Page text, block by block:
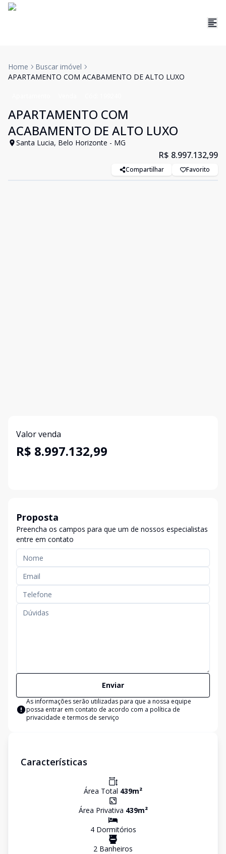
Home
Buscar imóvel
APARTAMENTO COM ACABAMENTO DE ALTO LUXO
APARTAMENTO COM
ACABAMENTO DE ALTO LUXO
Santa Lucia, Belo Horizonte - MG
R$ 8.997.132,99
Compartilhar Favorito
Valor venda
R$ 8.997.132,99
Proposta
Preencha os campos para que um de nossos especialistas
entre em contato
Enviar
As informações serão utilizadas para que a nossa equipe
possa entrar em contato de acordo com a política de
privacidade e termos de serviço
Características
Área Total 439m²
Área Privativa 439m²
4Dormitórios
2 Banheiros